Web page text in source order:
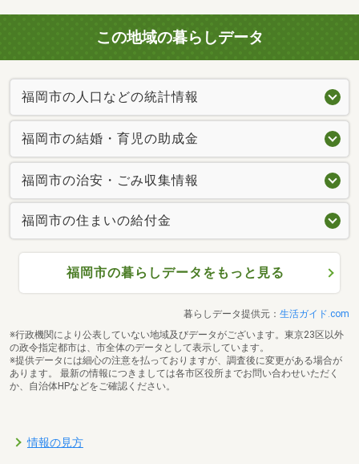
この地域の暮らしデータ
福岡市の人口などの統計情報
福岡市の結婚・育児の助成金
福岡市の治安・ごみ収集情報
福岡市の住まいの給付金
福岡市の暮らしデータをもっと見る
暮らしデータ提供元： 生活ガイド.com
※行政機関により公表していない地域及びデータがございます。東京23区以外
の政令指定都市は、市全体のデータとして表示しています。
※提供データには細心の注意を払っておりますが、調査後に変更がある場合が
あります。 最新の情報につきましては各市区役所までお問い合わせいただく
か、自治体HPなどをご確認ください。
情報の見方